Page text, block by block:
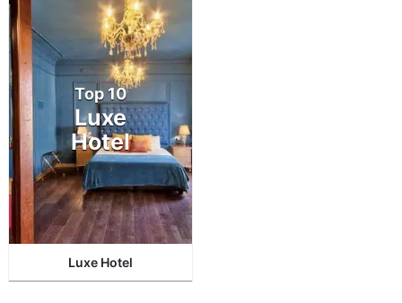
Top 10
Luxe
Hotel
Luxe Hotel